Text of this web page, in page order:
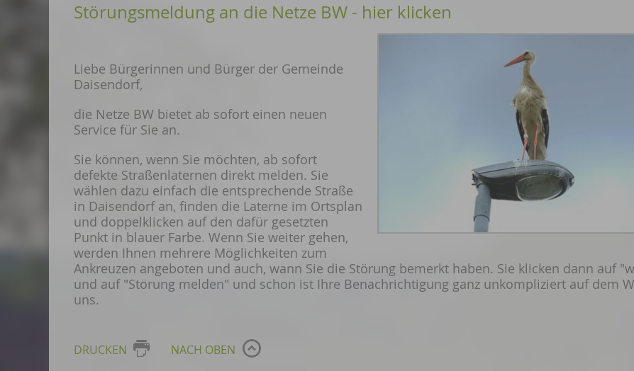
Störungsmeldung an die Netze BW - hier klicken
Liebe Bürgerinnen und Bürger der Gemeinde
Daisendorf,
die Netze BW bietet ab sofort einen neuen
Service für Sie an.
Sie können, wenn Sie möchten, ab sofort
defekte Straßenlaternen direkt melden. Sie
wählen dazu einfach die entsprechende Straße
in Daisendorf an, finden die Laterne im Ortsplan
und doppelklicken auf den dafür gesetzten
Punkt in blauer Farbe. Wenn Sie weiter gehen,
werden Ihnen mehrere Möglichkeiten zum
Ankreuzen angeboten und auch, wann Sie die Störung bemerkt haben. Sie klicken dann auf
und auf "Störung melden" und schon ist Ihre Benachrichtigung ganz unkompliziert auf dem
uns.
DRUCKEN NACH OBEN